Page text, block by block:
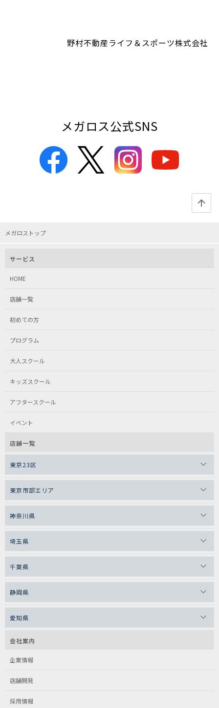
野村不動産ライフ＆スポーツ株式会社
メガロス公式SNS
メガロストップ
サービス
HOME
店舗一覧
初めての方
プログラム
大人スクール
キッズスクール
アフタースクール
イベント
店舗一覧
東京23区
東京市部エリア
神奈川県
埼玉県
千葉県
静岡県
愛知県
会社案内
企業情報
店舗開発
採用情報